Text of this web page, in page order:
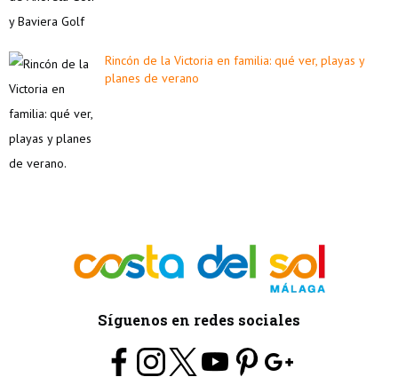
Rincón de la Victoria en familia: qué ver, playas y
planes de verano
Síguenos en redes sociales